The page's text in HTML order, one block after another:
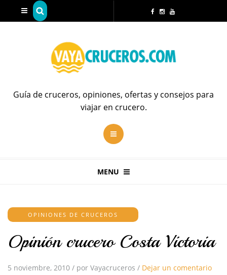
Guía de cruceros, opiniones, ofertas y consejos para
viajar en crucero.
MENU
OPINIONES DE CRUCEROS
Opinión crucero Costa Victoria
5 noviembre, 2010 / por Vayacruceros / Dejar un comentario